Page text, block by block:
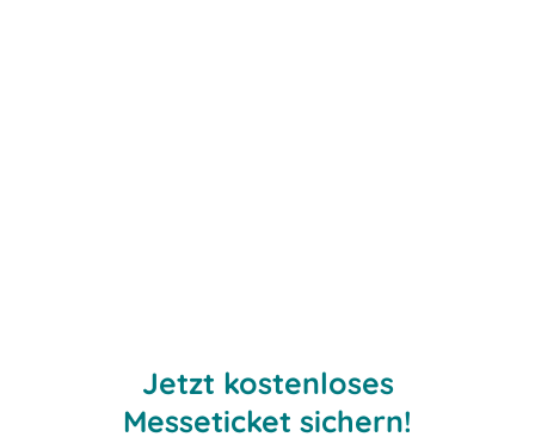
Jetzt kostenloses
Messeticket sichern!